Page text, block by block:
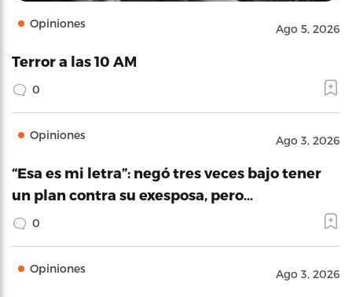
Opiniones Ago 5, 2026
Terror a las 10 AM
0
Opiniones Ago 3, 2026
“Esa es mi letra”: negó tres veces bajo tener
un plan contra su exesposa, pero…
0
Opiniones Ago 3, 2026